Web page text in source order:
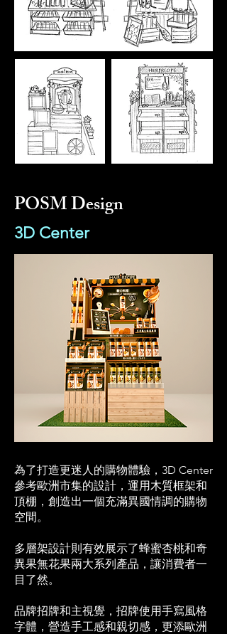
POSM Design
3D Center
為了打造更迷人的購物體驗，3D Center
參考歐洲市集的設計，運用木質框架和
頂棚，創造出一個充滿異國情調的購物
空間。
多層架設計則有效展示了蜂蜜杏桃和奇
異果無花果兩大系列產品，讓消費者一
目了然。
品牌招牌和主視覺，招牌使用手寫風格
字體，營造手工感和親切感，更添歐洲